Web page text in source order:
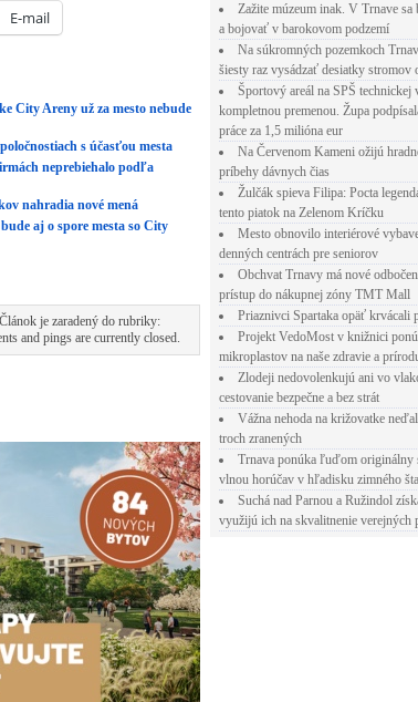
E-mail
City Areny už za mesto nebude
s účasťou mesta
neprebiehalo podľa
nahradia nové mená
aj o spore mesta so City
je zaradený do rubriky:
and pings are currently closed.
Zažite múzeum inak. V Trnave sa
a bojovať v barokovom podzemí
Na súkromných pozemkoch
šiesty raz vysádzať desiatky stromov
Športový areál na SPŠ technickej
kompletnou premenou. Župa
práce za 1,5 milióna eur
Na Červenom Kameni ožijú
príbehy dávnych čias
Žulčák spieva Filipa: Pocta
tento piatok na Zelenom Kríčku
Mesto obnovilo interiérové
denných centrách pre seniorov
Obchvat Trnavy má nové
prístup do nákupnej zóny TMT Mall
Priaznivci Spartaka opäť krvácali
Projekt VedoMost v knižnici
mikroplastov na naše zdravie a
Zlodeji nedovolenkujú ani vo
cestovanie bezpečne a bez strát
Vážna nehoda na križovatke
troch zranených
Trnava ponúka ľuďom originálny
vlnou horúčav v hľadisku zimného
Suchá nad Parnou a Ružindol
využijú ich na skvalitnenie verejných